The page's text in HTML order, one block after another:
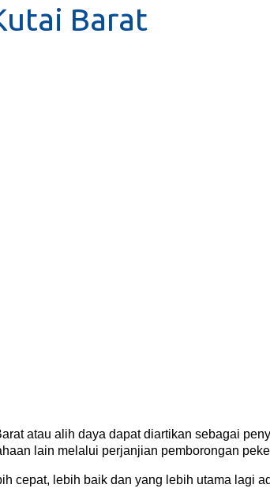
Barat
atau alih daya dapat diartikan sebagai
lain melalui perjanjian pemborongan
cepat, lebih baik dan yang lebih utama lagi